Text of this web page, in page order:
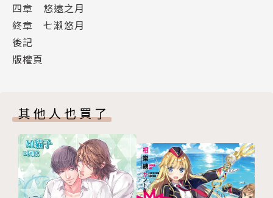
四章 悠遠之月
終章 七瀨悠月
後記
版權頁
其他人也買了